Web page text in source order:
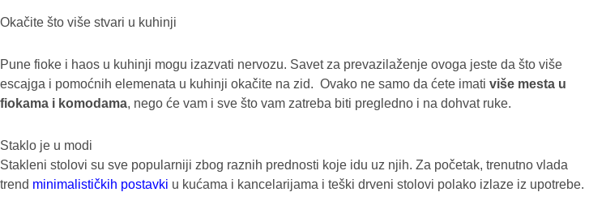
Okačite što više stvari u kuhinji
Pune fioke i haos u kuhinji mogu izazvati nervozu. Savet za prevazilaženje ovoga jeste da što više
escajga i pomoćnih elemenata u kuhinji okačite na zid. Ovako ne samo da ćete imati više mesta u
fiokama i komodama, nego će vam i sve što vam zatreba biti pregledno i na dohvat ruke.
Staklo je u modi
Stakleni stolovi su sve popularniji zbog raznih prednosti koje idu uz njih. Za početak, trenutno vlada
trend minimalističkih postavki u kućama i kancelarijama i teški drveni stolovi polako izlaze iz upotrebe.